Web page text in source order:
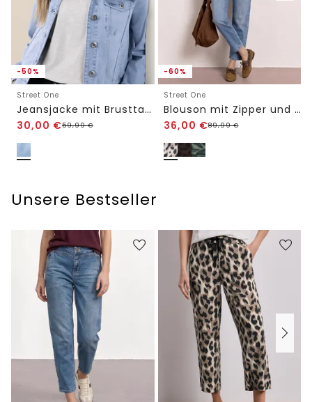
-50%
Street One
Jeansjacke mit Brusttaschen und Knöpfen
30,00 €59,99€
-60%
Street One
Blouson mit Zipper und Print
36,00 €89,99€
Unsere Bestseller